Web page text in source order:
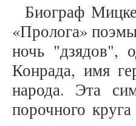
Биограф
«Пролога»
ночь "дзядов",
Конрада, имя
народа. Эта
порочного